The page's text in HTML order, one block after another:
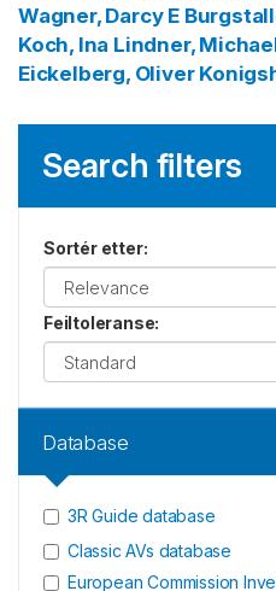
Wagner, Darcy E
Koch, Ina Lindner,
Eickelberg, Oliver
Search filters
Sortér etter:
Feiltoleranse:
Database
3R Guide database
Classic AVs database
European Commission